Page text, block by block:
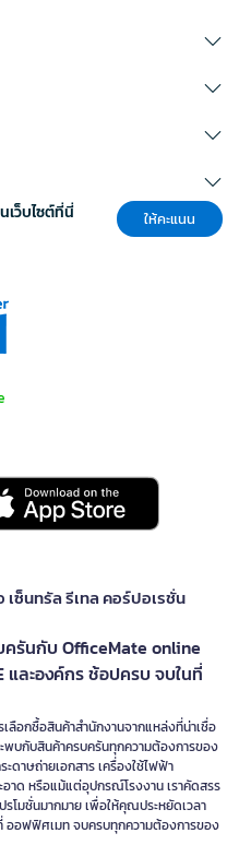
านที่ต้องการความแม่นยำ
น:
นอุปกรณ์มาตรฐานประจำแผนกได้
นสำนักงาน โรงเรียน
อียด
นและงานธุรการ
เหมาะสำหรับตัดเอกสาร ป้ายชื่อ
มพันธ์ภายในองค์กร ช่วยให้งาน
ฐานเดียวกัน
และสื่อการเรียนการสอน
WESTCOTT สำหรับตัดกระดาษ ทำ
การสอนที่ต้องการขนาดสม่ำเสมอ
ะความปลอดภัยของผู้ใช้งาน
นถ่ายเอกสารตัดรายงาน แผ่นพับ
ว ขอบตรง และลดเวลาในการจัด
ะดิษฐ์และ Home Office
มาะกับงาน DIY, Scrapbook,
วัสดุเบา ช่วยให้มุมทำงานที่บ้านมี
ห้เหมาะกับงานตัดแต่ละ
ณาจากวัสดุที่ต้องตัด ความถี่ในการ
เว็บไซต์ที่นี่ ให้คะแนน
เซ็นทรัล รีเทล คอร์ปอเรชั่น
รันกับ OfficeMate online
และองค์กร ช้อปครบ จบในที่
ลือกซื้อสินค้าสำนักงานจากแหล่งที่น่าเชื่อ
บกับสินค้าครบครันทุกความต้องการของ
ดาษถ่ายเอกสาร เครื่องใช้ไฟฟ้า
ด หรือแม้แต่อุปกรณ์โรงงาน เราคัดสรร
มชั่นมากมาย เพื่อให้คุณประหยัดเวลา
ออฟฟิศเมท จบครบทุกความต้องการของ